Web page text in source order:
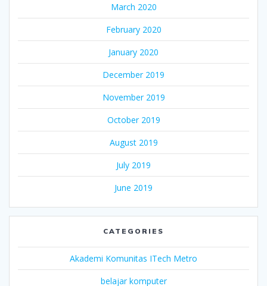
March 2020
February 2020
January 2020
December 2019
November 2019
October 2019
August 2019
July 2019
June 2019
CATEGORIES
Akademi Komunitas ITech Metro
belajar komputer